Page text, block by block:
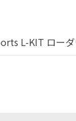
L-KIT ローダ